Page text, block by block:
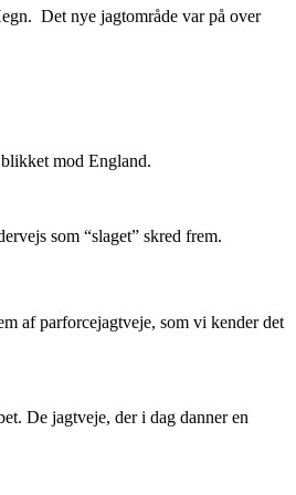
Det nye jagtområde var på over
mod England.
som “slaget” skred frem.
af parforcejagtveje, som vi kender det
De jagtveje, der i dag danner en